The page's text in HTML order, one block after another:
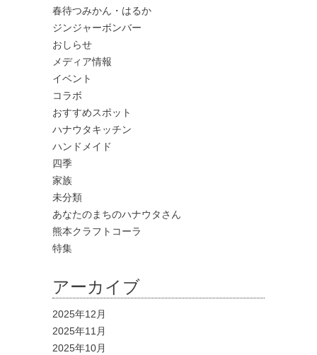
春待つみかん・はるか
ジンジャーボンバー
おしらせ
メディア情報
イベント
コラボ
おすすめスポット
ハナウタキッチン
ハンドメイド
四季
家族
未分類
あなたのまちのハナウタさん
熊本クラフトコーラ
特集
アーカイブ
2025年12月
2025年11月
2025年10月